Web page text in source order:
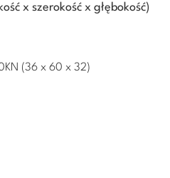
x szerokość x głębokość)
(36 x 60 x 32)